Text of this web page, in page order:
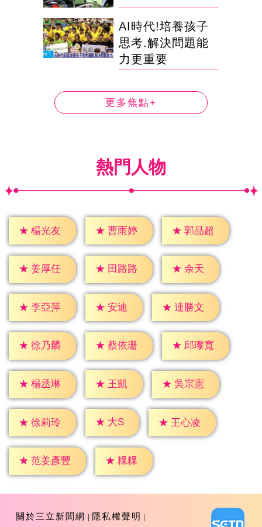
AI時代!培養孩子
思考.解決問題能
力更重要
更多焦點+
熱門人物
★ 楊光友 ★ 曹雨婷 ★ 郭品超
★ 姜厚任 ★ 田路路 ★ 余天
★ 李亞萍 ★ 安迪 ★ 連勝文
★ 徐乃麟 ★ 蔡依珊 ★ 邱瓈寬
★ 楊丞琳 ★ 王凱 ★ 吳宗憲
★ 徐莉玲 ★ 大S ★ 王心凌
★ 范姜彥豐 ★ 粿粿
關於三立新聞網 隱私權聲明